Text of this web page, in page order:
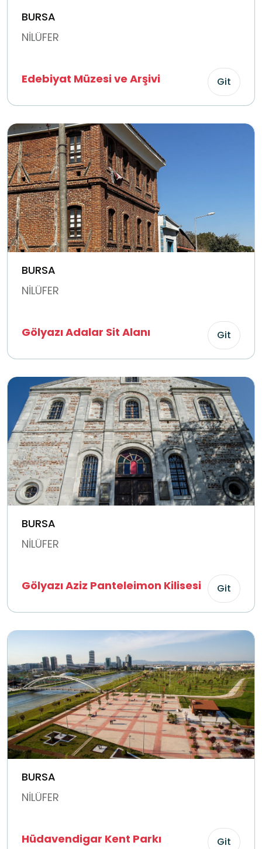
BURSA
NİLÜFER
Edebiyat Müzesi ve Arşivi Git
BURSA
NİLÜFER
Gölyazı Adalar Sit Alanı Git
BURSA
NİLÜFER
Gölyazı Aziz Panteleimon Kilisesi Git
BURSA
NİLÜFER
Hüdavendigar Kent Parkı Git